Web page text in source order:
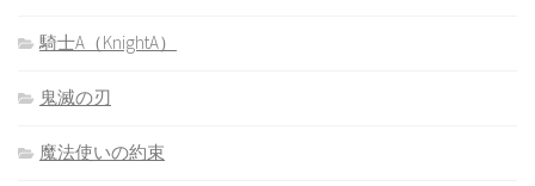
騎士A（KnightA）
鬼滅の刃
魔法使いの約束